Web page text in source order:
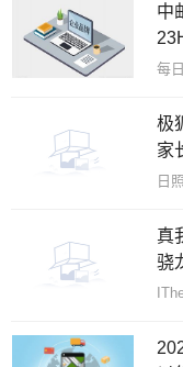
中
企
每
极
家
日
真
骁